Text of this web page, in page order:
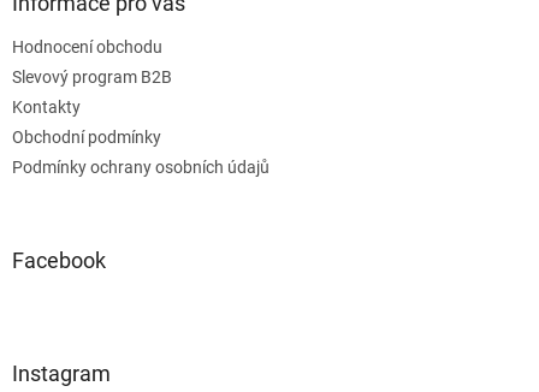
Hodnocení obchodu
Slevový program B2B
Kontakty
Obchodní podmínky
Podmínky ochrany osobních údajů
Facebook
Instagram